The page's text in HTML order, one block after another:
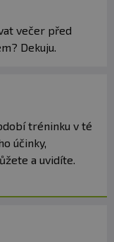
večer před
Dekuju.
tréninku v té
účinky,
a uvidíte.